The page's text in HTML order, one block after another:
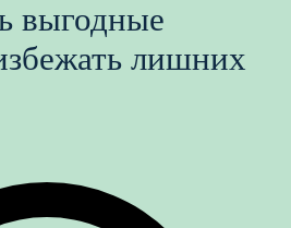
выгодные
лишних